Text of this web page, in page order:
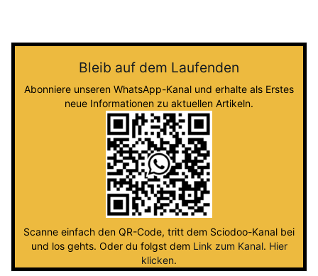
Bleib auf dem Laufenden
Abonniere unseren WhatsApp-Kanal und erhalte als Erstes
neue Informationen zu aktuellen Artikeln.
Scanne einfach den QR-Code, tritt dem Sciodoo-Kanal bei
und los gehts. Oder du folgst dem Link zum Kanal. Hier
klicken.